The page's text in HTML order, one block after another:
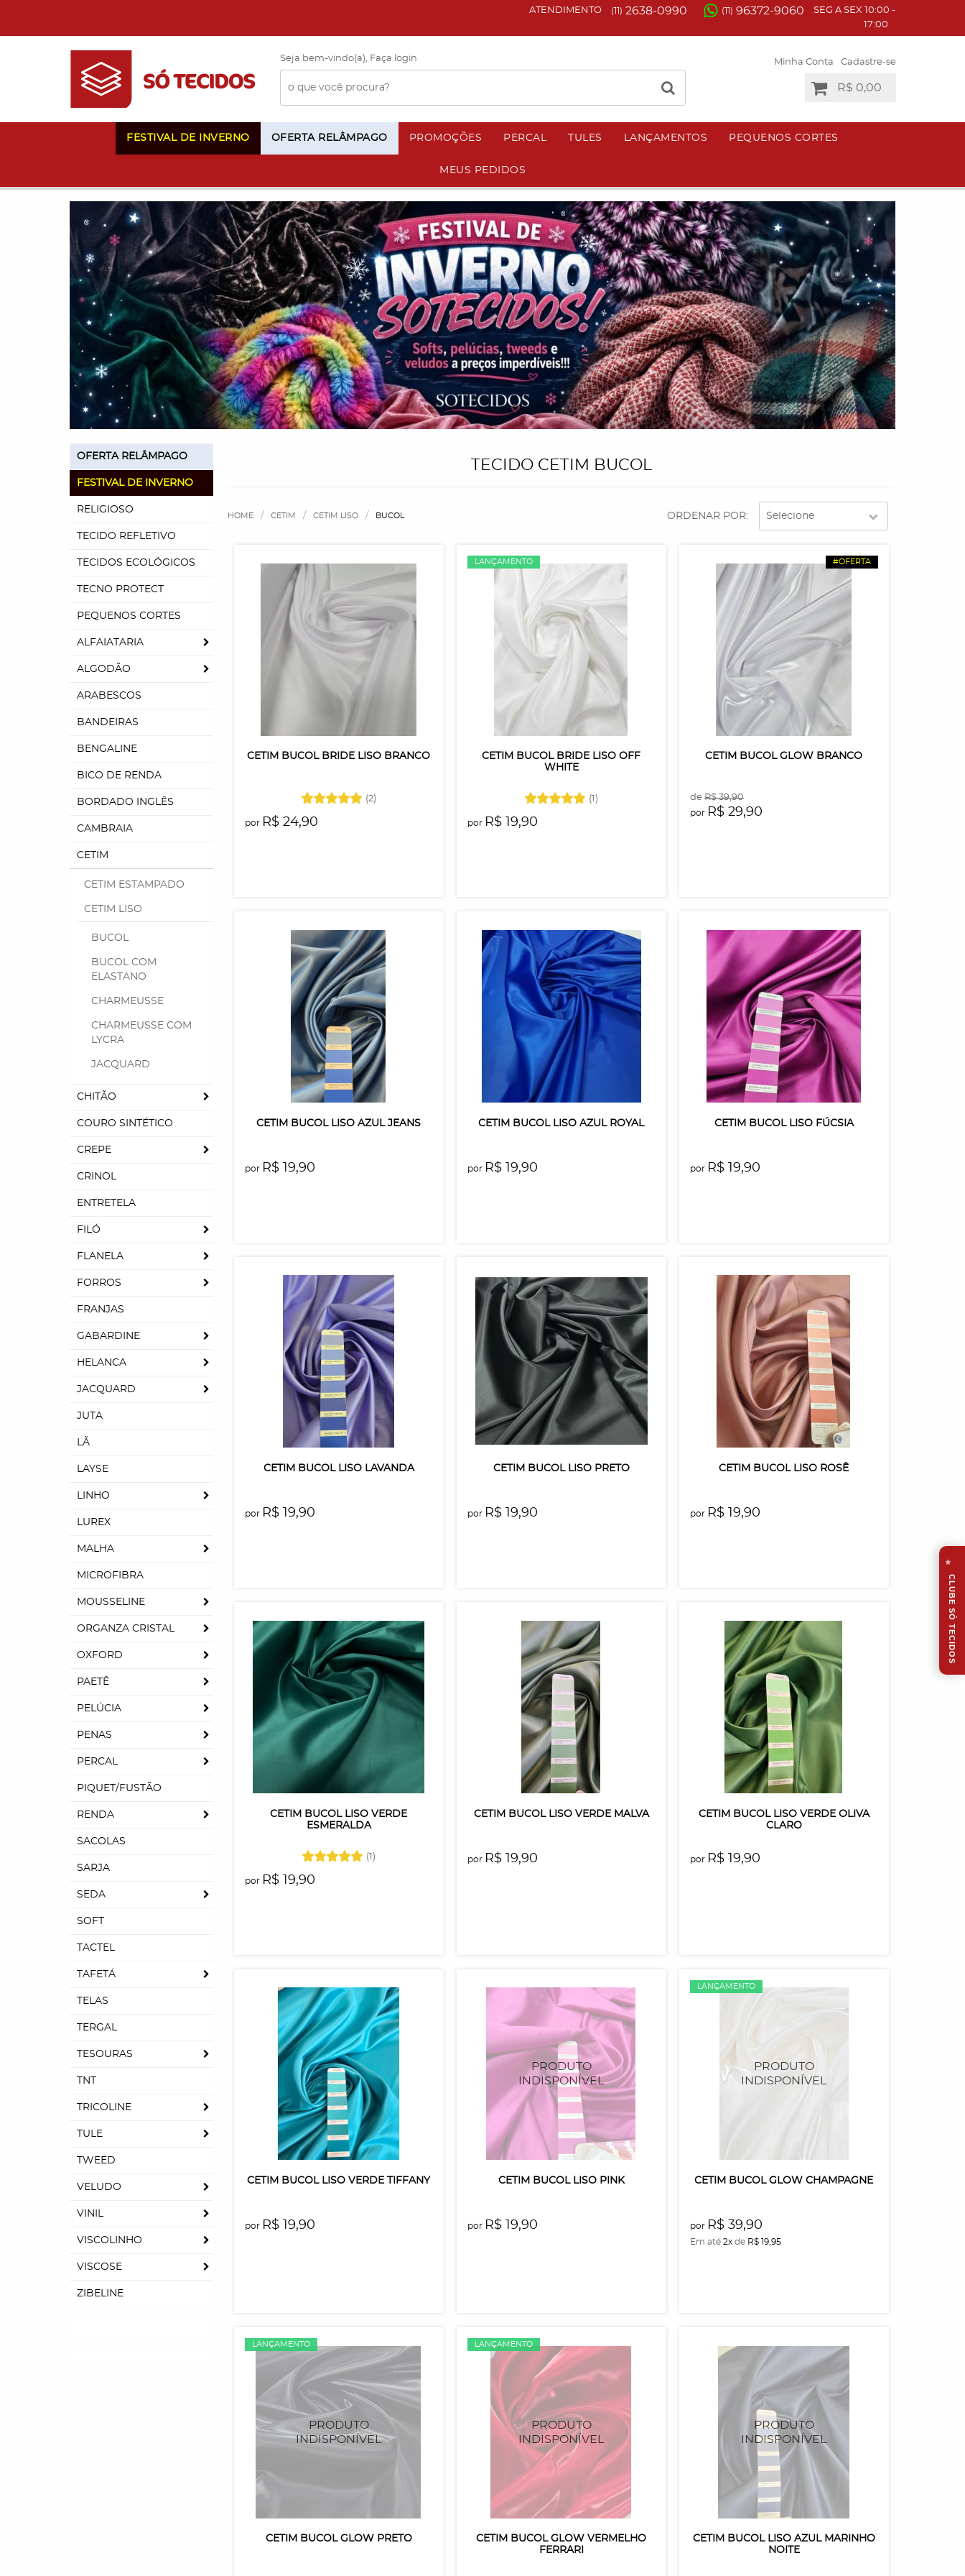
ATENDIMENTO (11) 2638-0990 (11) 96372-9060
SEG A SEX 10:00 -
17:00
Seja bem-vindo(a), Faça login Minha Conta Cadastre-se
R$ 0,00
FESTIVAL DE INVERNO OFERTA RELÂMPAGO PROMOÇÕES PERCAL TULES LANÇAMENTOS PEQUENOS CORTES
MEUS PEDIDOS
OFERTA RELÂMPAGO
FESTIVAL DE INVERNO
RELIGIOSO
TECIDO REFLETIVO
TECIDOS ECOLÓGICOS
TECNO PROTECT
PEQUENOS CORTES
ALFAIATARIA
ALGODÃO
ARABESCOS
BANDEIRAS
BENGALINE
BICO DE RENDA
BORDADO INGLÊS
CAMBRAIA
CETIM
CETIM ESTAMPADO
CETIM LISO
BUCOL
BUCOL COM
ELASTANO
CHARMEUSSE
CHARMEUSSE COM
LYCRA
JACQUARD
CHITÃO
COURO SINTÉTICO
CREPE
CRINOL
ENTRETELA
FILÓ
FLANELA
FORROS
FRANJAS
GABARDINE
HELANCA
JACQUARD
JUTA
LÃ
LAYSE
LINHO
LUREX
MALHA
MICROFIBRA
MOUSSELINE
ORGANZA CRISTAL
OXFORD
PAETÊ
PELÚCIA
PENAS
PERCAL
PIQUET/FUSTÃO
RENDA
SACOLAS
SARJA
SEDA
SOFT
TACTEL
TAFETÁ
TELAS
TERGAL
TESOURAS
TNT
TRICOLINE
TULE
TWEED
VELUDO
VINIL
VISCOLINHO
VISCOSE
ZIBELINE
TECIDO CETIM BUCOL
HOME CETIM CETIM LISO BUCOL ORDENAR POR Selecione
CETIM BUCOL BRIDE LISO BRANCO
(2)
por R$ 24,90
LANÇAMENTO
CETIM BUCOL BRIDE LISO OFF
WHITE
(1)
por R$ 19,90
#OFERTA
CETIM BUCOL GLOW BRANCO
de R$ 39,90
por R$ 29,90
CETIM BUCOL LISO AZUL JEANS
por R$ 19,90
CETIM BUCOL LISO AZUL ROYAL
por R$ 19,90
CETIM BUCOL LISO FÚCSIA
por R$ 19,90
CETIM BUCOL LISO LAVANDA
por R$ 19,90
CETIM BUCOL LISO PRETO
por R$ 19,90
CETIM BUCOL LISO ROSÊ
por R$ 19,90
CETIM BUCOL LISO VERDE
ESMERALDA
(1)
por R$ 19,90
CETIM BUCOL LISO VERDE MALVA
por R$ 19,90
CETIM BUCOL LISO VERDE OLIVA
CLARO
por R$ 19,90
CETIM BUCOL LISO VERDE TIFFANY
por R$ 19,90
CETIM BUCOL LISO PINK
por R$ 19,90
LANÇAMENTO
CETIM BUCOL GLOW CHAMPAGNE
por R$ 39,90
Em até2x de R$ 19,95
LANÇAMENTO
CETIM BUCOL GLOW PRETO
LANÇAMENTO
CETIM BUCOL GLOW VERMELHO
FERRARI
CETIM BUCOL LISO AZUL MARINHO
NOITE
⭐
CLUBE SÓ TECIDOS